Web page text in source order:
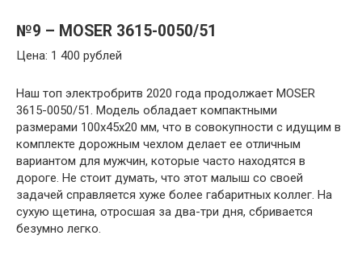
№9 – MOSER 3615-0050/51
Цена: 1 400 рублей
Наш топ электробритв 2020 года продолжает MOSER
3615-0050/51. Модель обладает компактными
размерами 100x45x20 мм, что в совокупности с идущим в
комплекте дорожным чехлом делает ее отличным
вариантом для мужчин, которые часто находятся в
дороге. Не стоит думать, что этот малыш со своей
задачей справляется хуже более габаритных коллег. На
сухую щетина, отросшая за два-три дня, сбривается
безумно легко.